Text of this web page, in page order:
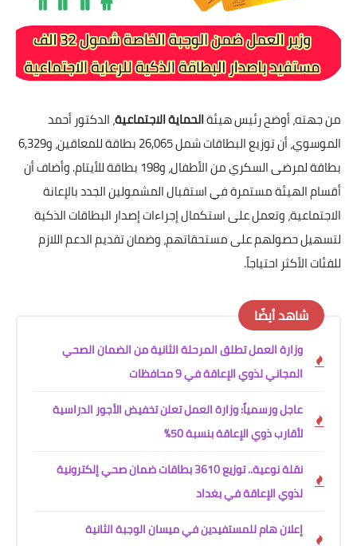
من جهته، أوضح رئيس هيئةالحماية الاجتماعية، الدكتور أحمد
الموسوي، أن توزيع البطاقات شمل 26,065 بطاقة للمعاقين، و6,329
بطاقة لمرضى السكري من الأطفال، و198 بطاقة للأيتام. وأضاف أن
أقسام الهيئة مستمرة في استقبال المشمولين الجدد بالإعانة
الاجتماعية، وتعمل على استكمال إجراءات إصدار البطاقات الذكية
لتسهيل حصولهم على مستحقاتهم، وضمان تقديم الدعم اللازم
للفئات الأكثر احتياجاً.
شاهد أيضًا
وزارة العمل تطلق المرحلة الثانية من الضمان الصحي
المجاني لذوي الإعاقة في 9 محافظات
عاجل ورسمياً: وزارة العمل تعلن تخفيض الأجور الدراسية
لأقارب ذوي الإعاقة بنسبة 50%
نقلة نوعية.. توزيع 3610 بطاقات ضمان صحي إلكترونية
لذوي الإعاقة في بغداد
إعلان هام للمستفيدين في ميسان الوجبة الثانية